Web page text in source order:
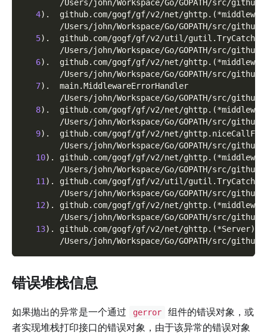
/Users/john/Workspace/Go/GOPATH/src/
4) .  github.com/gogf/gf/v2/net/ghttp. (
/Users/john/Workspace/Go/GOPATH/src/
5) .  github.com/gogf/gf/v2/util/gutil.TryCatch
/Users/john/Workspace/Go/GOPATH/src/
6) .  github.com/gogf/gf/v2/net/ghttp. (
/Users/john/Workspace/Go/GOPATH/src/
7) .  main.MiddlewareErrorHandler
/Users/john/Workspace/Go/GOPATH/src/
8) .  github.com/gogf/gf/v2/net/ghttp. (
/Users/john/Workspace/Go/GOPATH/src/
9) .  github.com/gogf/gf/v2/net/
/Users/john/Workspace/Go/GOPATH/src/
10) . github.com/gogf/gf/v2/net/ghttp. (
/Users/john/Workspace/Go/GOPATH/src/
11 ) . github.com/gogf/gf/v2/util/gutil.TryCatch
/Users/john/Workspace/Go/GOPATH/src/
12) . github.com/gogf/gf/v2/net/ghttp. (
/Users/john/Workspace/Go/GOPATH/src/
13) . github.com/gogf/gf/v2/net/ghttp. (*Server)
/Users/john/Workspace/Go/GOPATH/src/
错误堆栈信息
如果抛出的异常是一个通过 gerror
组件的错误对象，或
者实现堆栈打印接口的错误对象，由于该异常的错误对象